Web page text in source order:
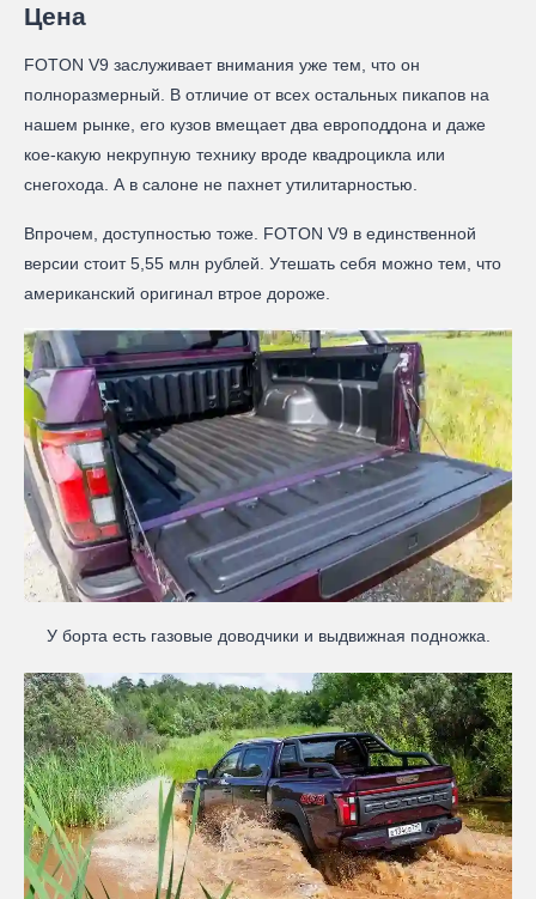
Цена
FOTON V9 заслуживает внимания уже тем, что он
полноразмерный. В отличие от всех остальных пикапов на
нашем рынке, его кузов вмещает два европоддона и даже
кое-какую некрупную технику вроде квадроцикла или
снегохода. А в салоне не пахнет утилитарностью.
Впрочем, доступностью тоже. FOTON V9 в единственной
версии стоит 5,55 млн рублей. Утешать себя можно тем, что
американский оригинал втрое дороже.
У борта есть газовые доводчики и выдвижная подножка.